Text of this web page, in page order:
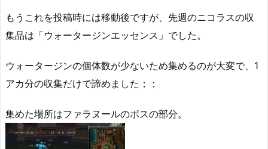
もうこれを投稿時には移動後ですが、先週のニコラスの収
集品は「ウォータージンエッセンス」でした。
ウォータージンの個体数が少ないため集めるのが大変で、1
アカ分の収集だけで諦めました；；
集めた場所はファラヌールのボスの部分。